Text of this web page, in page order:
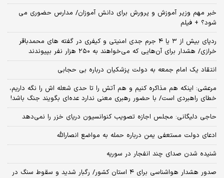
خبر مهم وزیر آموزش و پرورش برای دانش آموزان/ مدارس حضوری می
شود؟ + فیلم
ردپای بیش از ۳ یا ۴ جرم جدی امنیتی و کیفری در گفته های محمدباقر
خرازی/ هشدار برای آن‌هایی که می‌خواهند به ۲۵۰ هزار نفر بپیوندند
انتقاد یک امام جمعه به دولت پزشکیان درباره بی حجابی
مرعشی: اینکه هم مذاکره کنیم و هم آتش را تا حدی شعله اش را نگه داریم،
خطای راهبردی است/ با حضور رهبری معنی ندارد عده‌ای بگویند جنگ باشد!
حاجی دلیگانی: مجلس اجازه تصویب کنوانسیون دریای خزر را نمی‌دهد
ادعای دولت مستعفی یمن درباره حمله به مواضع انصارالله
شنیده شدن صدای چند انفجار در سوریه
صدور هشدار هواشناسی برای ۴ استان کشور/ رگبار شدید و سقوط سنگ در